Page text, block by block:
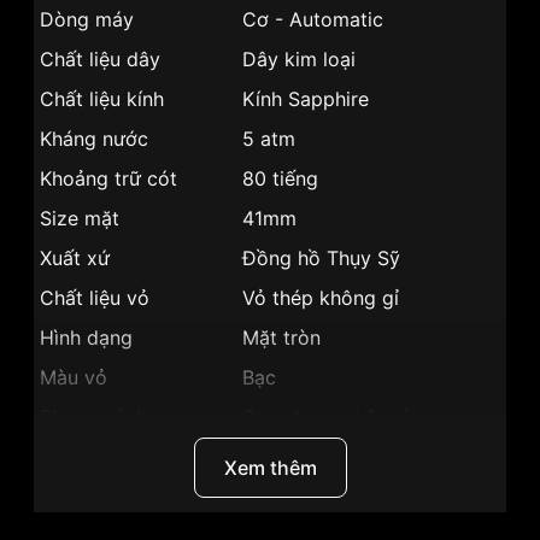
Dòng máy
Cơ - Automatic
Chất liệu dây
Dây kim loại
Chất liệu kính
Kính Sapphire
Kháng nước
5 atm
Khoảng trữ cót
80 tiếng
Size mặt
41mm
Xuất xứ
Đồng hồ Thụy Sỹ
Chất liệu vỏ
Vỏ thép không gỉ
Hình dạng
Mặt tròn
Màu vỏ
Bạc
Lịch ngày, Giờ, phút, giây
9.8mm
Xem thêm